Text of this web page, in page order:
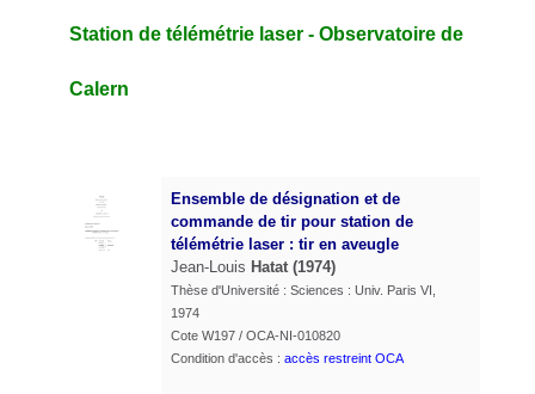
Station de télémétrie laser - Observatoire de
Calern
Ensemble de désignation et de
commande de tir pour station de
télémétrie laser : tir en aveugle
Jean-Louis Hatat (1974)
Thèse d'Université : Sciences : Univ. Paris VI,
1974
Cote W197 / OCA-NI-010820
Condition d'accès : accès restreint OCA